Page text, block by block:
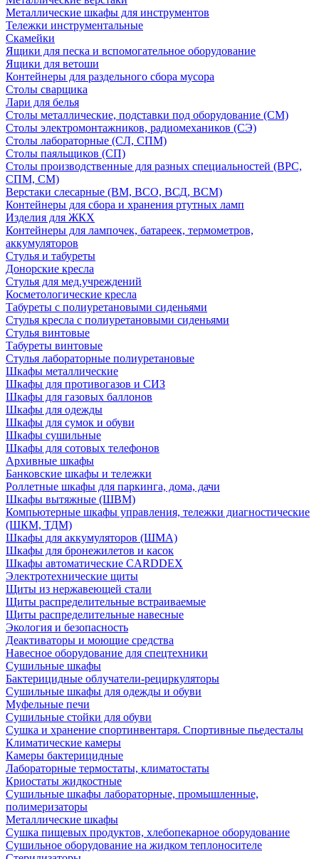
Металлические шкафы для инструментов
Тележки инструментальные
Скамейки
Ящики для песка и вспомогательное оборудование
Ящики для ветоши
Контейнеры для раздельного сбора мусора
Столы сварщика
Лари для белья
Столы металлические, подставки под оборудование (СМ)
Столы электромонтажников, радиомехаников (СЭ)
Столы лабораторные (СЛ, СПМ)
Столы паяльщиков (СП)
Столы производственные для разных специальностей (ВРС,
СПМ, СМ)
Верстаки слесарные (ВМ, ВСО, ВСД, ВСМ)
Контейнеры для сбора и хранения ртутных ламп
Изделия для ЖКХ
Контейнеры для лампочек, батареек, термометров,
аккумуляторов
Стулья и табуреты
Донорские кресла
Стулья для мед.учреждений
Косметологические кресла
Табуреты с полиуретановыми сиденьями
Стулья кресла с полиуретановыми сиденьями
Стулья винтовые
Табуреты винтовые
Стулья лабораторные полиуретановые
Шкафы металлические
Шкафы для противогазов и СИЗ
Шкафы для газовых баллонов
Шкафы для одежды
Шкафы для сумок и обуви
Шкафы сушильные
Шкафы для сотовых телефонов
Архивные шкафы
Банковские шкафы и тележки
Роллетные шкафы для паркинга, дома, дачи
Шкафы вытяжные (ШВМ)
Компьютерные шкафы управления, тележки диагностические
(ШКМ, ТДМ)
Шкафы для аккумуляторов (ШМА)
Шкафы для бронежилетов и касок
Шкафы автоматические CARDDEX
Электротехнические щиты
Щиты из нержавеющей стали
Щиты распределительные встраиваемые
Щиты распределительные навесные
Экология и безопасность
Деактиваторы и моющие средства
Навесное оборудование для спецтехники
Сушильные шкафы
Бактерицидные облучатели-рециркуляторы
Сушильные шкафы для одежды и обуви
Муфельные печи
Сушильные стойки для обуви
Сушка и хранение спортинвентаря. Спортивные пьедесталы
Климатические камеры
Камеры бактерицидные
Лабораторные термостаты, климатостаты
Криостаты жидкостные
Сушильные шкафы лабораторные, промышленные,
полимеризаторы
Металлические шкафы
Сушка пищевых продуктов, хлебопекарное оборудование
Сушильное оборудование на жидком теплоносителе